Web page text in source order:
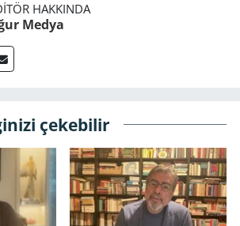
HAKKINDA
Medya
çekebilir